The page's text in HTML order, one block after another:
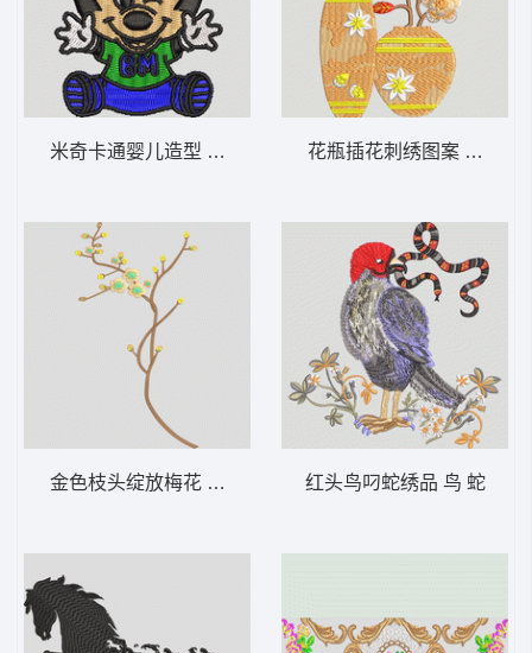
米奇卡通婴儿造型 米奇
金色枝头绽放梅花 汉服
花瓶插花刺绣图案 瓶 花瓶
红头鸟叼蛇绣品 鸟 蛇